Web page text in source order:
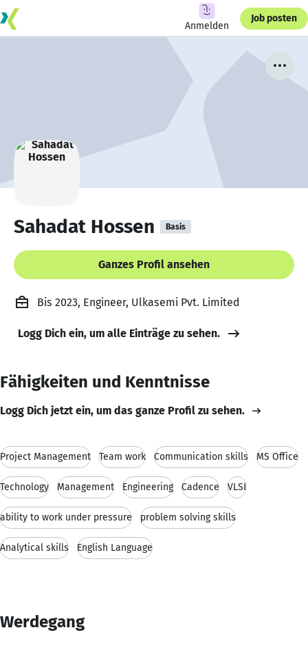
Anmelden
Job posten
Sahadat Hossen Basis
Ganzes Profil ansehen
Bis 2023, Engineer, Ulkasemi Pvt. Limited
Logg Dich ein, um alle Einträge zu sehen.
Fähigkeiten und Kenntnisse
Logg Dich jetzt ein, um das ganze Profil zu sehen.
Project Management Team work Communication skills MS Office
Technology Management Engineering Cadence VLSI
ability to work under pressure problem solving skills
Analytical skills English Language
Werdegang